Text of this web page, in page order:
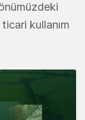
kullanım